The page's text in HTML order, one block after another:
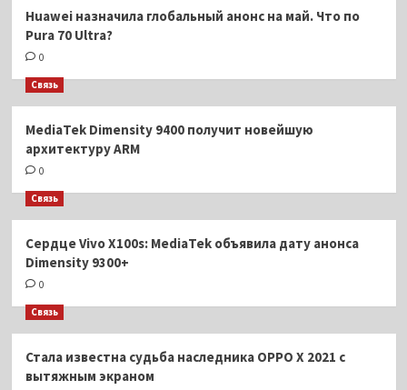
Huawei назначила глобальный анонс на май. Что по
Pura 70 Ultra?
0
Связь
MediaTek Dimensity 9400 получит новейшую
архитектуру ARM
0
Связь
Сердце Vivo X100s: MediaTek объявила дату анонса
Dimensity 9300+
0
Связь
Стала известна судьба наследника OPPO X 2021 с
вытяжным экраном